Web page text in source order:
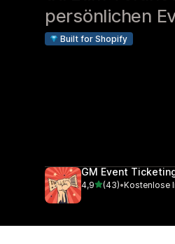
persönlichen
Built for Shopify
GM Event
4,9von 5 Sternen
(43)
43 Rezensionen
•Kostenlose